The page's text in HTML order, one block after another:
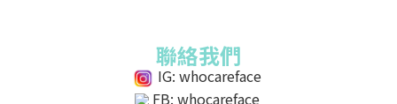
聯絡我們
IG: whocareface
FB: whocareface